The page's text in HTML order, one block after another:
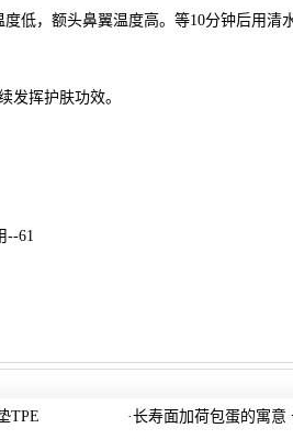
低，额头鼻翼温度高。等10分钟后用清
发挥护肤功效。
--61
TPE ·长寿面加荷包蛋的寓意